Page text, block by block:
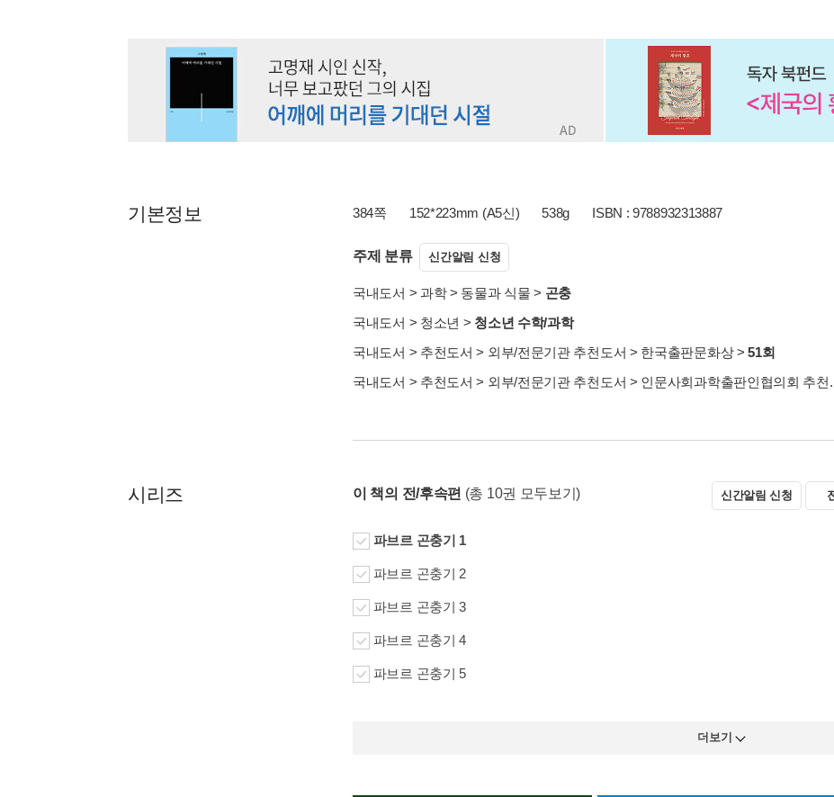
기본정보 384쪽 152*223mm (A5신) 538g ISBN : 9788932313887
주제 분류 신간알림 신청
국내도서 > 과학> 동물과 식물 > 곤충
국내도서 > 청소년 > 청소년 수학/과학
국내도서 > 추천도서 > 외부/전문기관 추천도서 > 한국출판문화상>51회
국내도서 > 추천도서 > 외부/전문기관 추천도서 > 인문사회과학출판인협의회 추천
시리즈 이 책의 전/후속편 (총 10권 모두보기) 신간알림 신청
파브르 곤충기 1
파브르 곤충기 2
파브르 곤충기 3
파브르 곤충기 4
파브르 곤충기 5
더보기